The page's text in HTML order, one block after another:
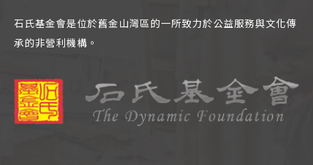
石氏基金會是位於舊金山灣區的一所致力於公益服務與文化傳
承的非營利機構。